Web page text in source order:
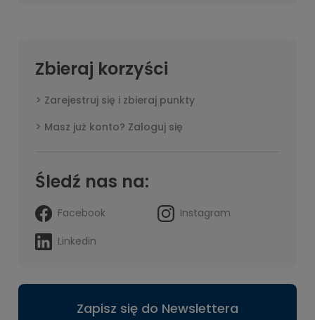
Zbieraj korzyści
Zarejestruj się i zbieraj punkty
Masz już konto? Zaloguj się
Śledź nas na:
Facebook
Instagram
Linkedin
Zapisz się do Newslettera